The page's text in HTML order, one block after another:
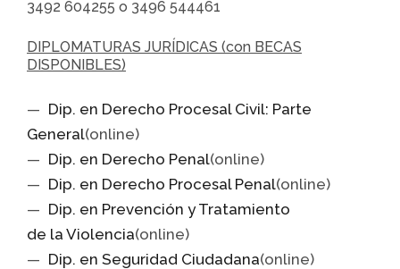
3492 604255 o 3496 544461
DIPLOMATURAS JURÍDICAS (con BECAS
DISPONIBLES)
Dip. en Derecho Procesal Civil: Parte
General(online)
Dip. en Derecho Penal(online)
Dip. en Derecho Procesal Penal(online)
Dip. en Prevención y Tratamiento
de la Violencia(online)
Dip. en Seguridad Ciudadana(online)